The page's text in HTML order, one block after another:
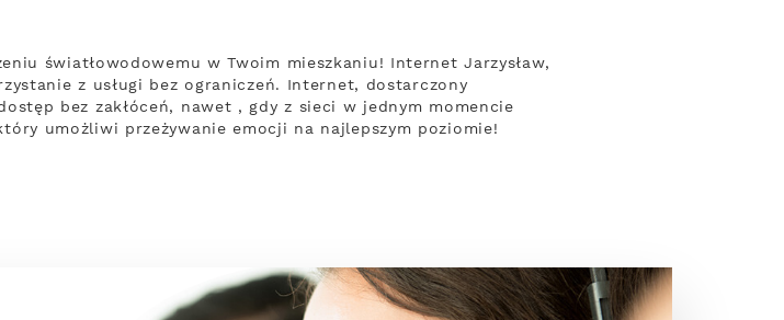
światłowodowemu w Twoim mieszkaniu! Internet Jarzysław,
z usługi bez ograniczeń. Internet, dostarczony
bez zakłóceń, nawet , gdy z sieci w jednym momencie
umożliwi przeżywanie emocji na najlepszym poziomie!